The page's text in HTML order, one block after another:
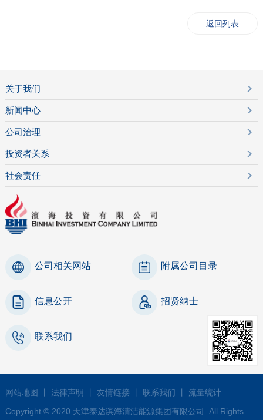
返回列表
关于我们
新闻中心
公司治理
投资者关系
社会责任
公司相关网站 附属公司目录
信息公开 招贤纳士
联系我们
网站地图 丨 法律声明 丨 友情链接 丨 联系我们 丨 流量统计
Copyright © 2020 天津泰达滨海清洁能源集团有限公司. All Rights